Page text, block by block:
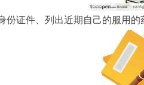
证件、列出近期自己的服用